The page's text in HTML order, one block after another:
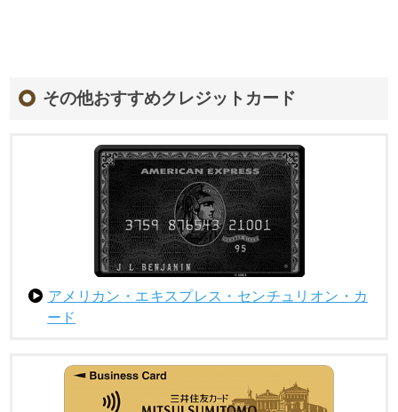
その他おすすめクレジットカード
アメリカン・エキスプレス・センチュリオン・カ
ード